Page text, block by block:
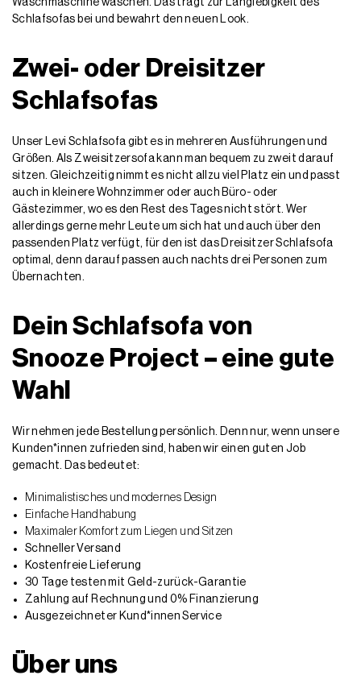
Waschmaschine waschen. Das trägt zur Langlebigkeit des
Schlafsofas bei und bewahrt den neuen Look.
Zwei- oder Dreisitzer
Schlafsofas
Unser Levi Schlafsofa gibt es in mehreren Ausführungen und
Größen. Als Zweisitzersofa kann man bequem zu zweit darauf
sitzen. Gleichzeitig nimmt es nicht allzu viel Platz ein und passt
auch in kleinere Wohnzimmer oder auch Büro- oder
Gästezimmer, wo es den Rest des Tages nicht stört. Wer
allerdings gerne mehr Leute um sich hat und auch über den
passenden Platz verfügt, für den ist das Dreisitzer Schlafsofa
optimal, denn darauf passen auch nachts drei Personen zum
Übernachten.
Dein Schlafsofa von
Snooze Project – eine gute
Wahl
Wir nehmen jede Bestellung persönlich. Denn nur, wenn unsere
Kunden*innen zufrieden sind, haben wir einen guten Job
gemacht. Das bedeutet:
Minimalistisches und modernes Design
Einfache Handhabung
Maximaler Komfort zum Liegen und Sitzen
Schneller Versand
Kostenfreie Lieferung
30 Tage testen mit Geld-zurück-Garantie
Zahlung auf Rechnung und 0% Finanzierung
Ausgezeichneter Kund*innen Service
Über uns